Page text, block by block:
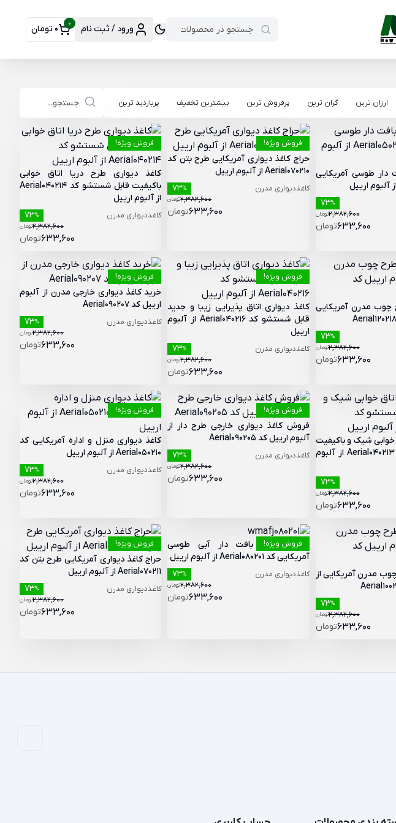
ورود / ثبت نام 0 0 تومان
ارزان ترین گران ترین پرفروش ترین بیشترین تخفیف پربازدید ترین
دار طوسی آمریکایی
%
73
تومان2,382,600
تومان633,600
فروش ویژه!
حراج کاغذ دیواری آمریکایی طرح بتن کد
Aerial070210 از آلبوم ارییل
کاغذدیواری مدرن %
73
تومان2,382,600
تومان633,600
فروش ویژه!
کاغذ دیواری طرح دریا اتاق خوابی
باکیفیت قابل شستشو کد Aerial040214
از آلبوم ارییل
کاغذدیواری مدرن %
73
تومان2,382,600
تومان633,600
چوب مدرن آمریکایی
%
73
تومان2,382,600
تومان633,600
فروش ویژه!
کاغذ دیواری اتاق پذیرایی زیبا و جدید
قابل شستشو کد Aerial040216 از آلبوم
ارییل
کاغذدیواری مدرن %
73
تومان2,382,600
تومان633,600
فروش ویژه!
خرید کاغذ دیواری خارجی مدرن از آلبوم
ارییل کد Aerial090207
کاغذدیواری مدرن %
73
تومان2,382,600
تومان633,600
خوابی شیک و باکیفیت
قابل شستشو کد Aerial040213 از آلبوم
%
73
تومان2,382,600
تومان633,600
فروش ویژه!
فروش کاغذ دیواری خارجی طرح دار از
آلبوم ارییل کد Aerial090205
کاغذدیواری مدرن %
73
تومان2,382,600
تومان633,600
فروش ویژه!
کاغذ دیواری منزل و اداره آمریکایی کد
Aerial050210 از آلبوم ارییل
کاغذدیواری مدرن %
73
تومان2,382,600
تومان633,600
مدرن آمریکایی از
%
73
تومان2,382,600
تومان633,600
فروش ویژه!
کاغذ دیواری بافت دار آبی طوسی
آمریکایی کد Aerial080201 از آلبوم ارییل
کاغذدیواری مدرن %
73
تومان2,382,600
تومان633,600
فروش ویژه!
حراج کاغذ دیواری آمریکایی طرح بتن کد
Aerial070211 از آلبوم ارییل
کاغذدیواری مدرن %
73
تومان2,382,600
تومان633,600